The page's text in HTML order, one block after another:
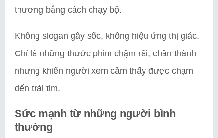
thương bằng cách chạy bộ.
Không slogan gây sốc, không hiệu ứng thị giác.
Chỉ là những thước phim chậm rãi, chân thành
nhưng khiến người xem cảm thấy được chạm
đến trái tim.
Sức mạnh từ những người bình
thường